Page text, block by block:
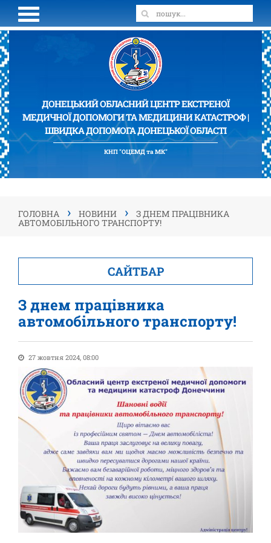
ДОНЕЦЬКИЙ ОБЛАСНИЙ ЦЕНТР ЕКСТРЕНОЇ
МЕДИЧНОЇ ДОПОМОГИ ТА МЕДИЦИНИ КАТАСТРОФ |
ШВИДКА ДОПОМОГА ДОНЕЦЬКОЇ ОБЛАСТІ
КНП "ОЦЕМД та МК"
ГОЛОВНА › НОВИНИ › З ДНЕМ ПРАЦІВНИКА
АВТОМОБІЛЬНОГО ТРАНСПОРТУ!
САЙТБАР
З днем працівника
автомобільного транспорту!
27 жовтня 2024, 08:00